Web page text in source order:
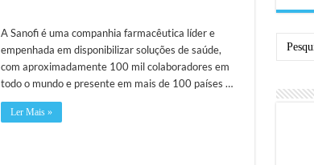
A Sanofi é uma companhia farmacêutica líder e
empenhada em disponibilizar soluções de saúde,
com aproximadamente 100 mil colaboradores em
todo o mundo e presente em mais de 100 países …
Ler Mais »